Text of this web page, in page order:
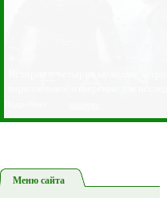
Меню сайта